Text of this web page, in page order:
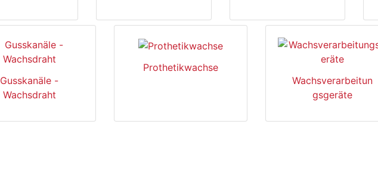
Gusskanäle -
Wachsdraht
Prothetikwachse
Wachsverarbeitun
gsgeräte